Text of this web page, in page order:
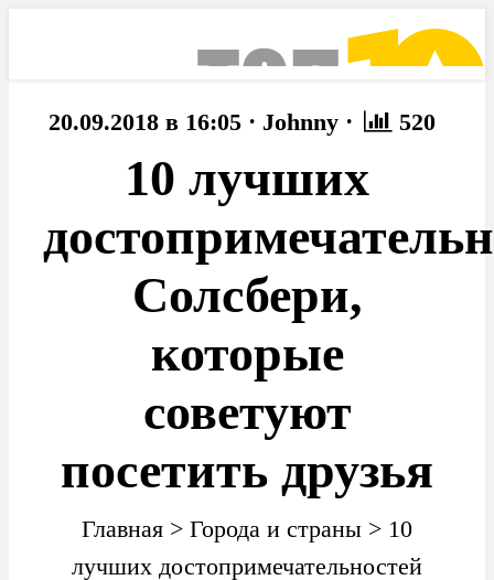
20.09.2018 в 16:05 · Johnny · 520
10 лучших
Солсбери,
которые
советуют
посетить друзья
Главная > Города и страны > 10
лучших достопримечательностей